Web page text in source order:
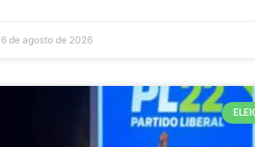
6 de agosto de 2026